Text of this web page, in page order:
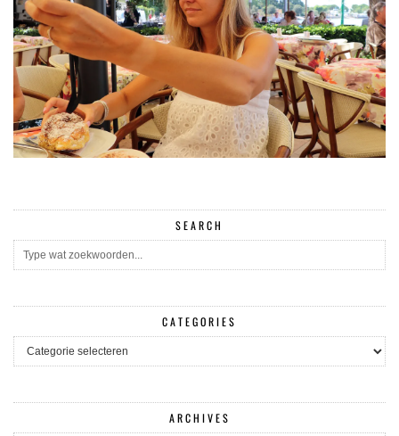
SEARCH
CATEGORIES
CATEGORIES
ARCHIVES